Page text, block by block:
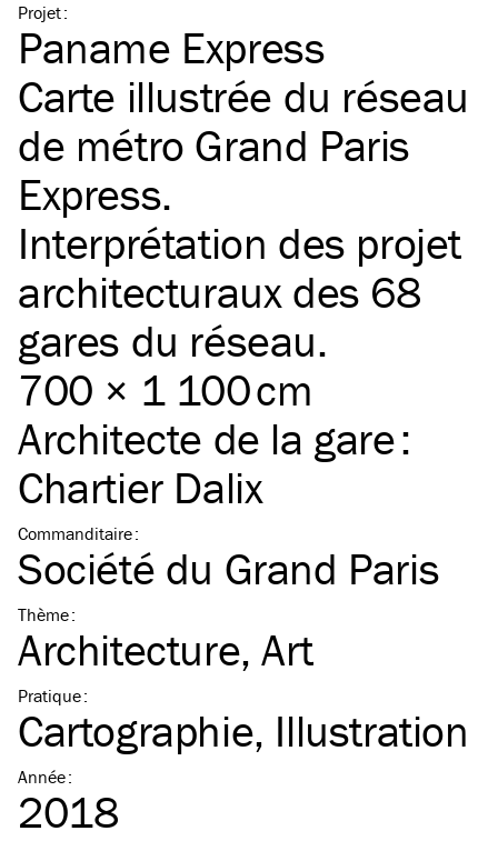
Projet:
Paname Express
Carte illustrée du réseau
de métro Grand Paris
Express.
Interprétation des projet
architecturaux des 68
gares du réseau.
700 × 1 100 cm
Architecte de la gare :
Chartier Dalix
Commanditaire:
Société du Grand Paris
Thème:
Architecture Art
Pratique:
Cartographie Illustration
Année:
2018